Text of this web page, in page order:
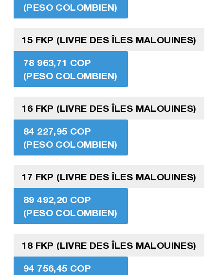
(PESO COLOMBIEN)
15 FKP (LIVRE DES ÎLES MALOUINES)
78 963,71 COP
(PESO COLOMBIEN)
16 FKP (LIVRE DES ÎLES MALOUINES)
84 227,95 COP
(PESO COLOMBIEN)
17 FKP (LIVRE DES ÎLES MALOUINES)
89 492,20 COP
(PESO COLOMBIEN)
18 FKP (LIVRE DES ÎLES MALOUINES)
94 756,45 COP